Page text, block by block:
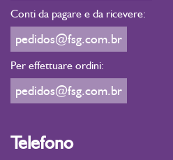
Conti da pagare e da ricevere:
pedidos@fsg.com.br
Per effettuare ordini:
pedidos@fsg.com.br
Telefono